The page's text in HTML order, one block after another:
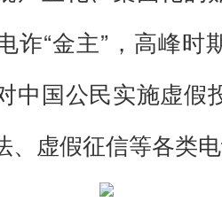
诈“金主”，高峰时
中国公民实施虚假
、虚假征信等各类